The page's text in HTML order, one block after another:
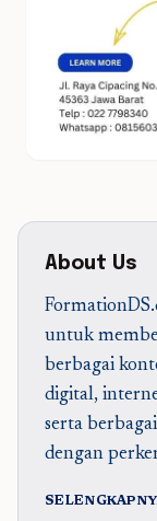
About Us
untuk
berbagai
digital,
serta
dengan